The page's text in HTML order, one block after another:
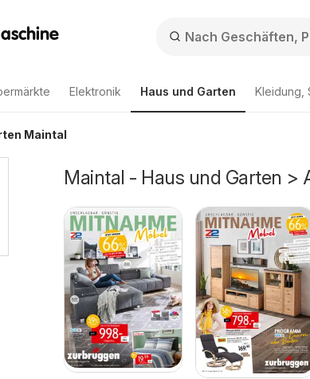
Elektronik Haus und Garten Kleidung,
Maintal
Maintal - Haus und Garten >